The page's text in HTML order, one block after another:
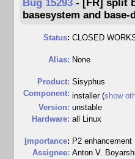
Bug 15293 - [FR] split
basesystem and base-
Status: CLOSED
Alias: None
Product: Sisyphus
Component: installer (show
Version: unstable
Hardware: all Linux
mportance: P2 enhancement
Assignee: Anton V.